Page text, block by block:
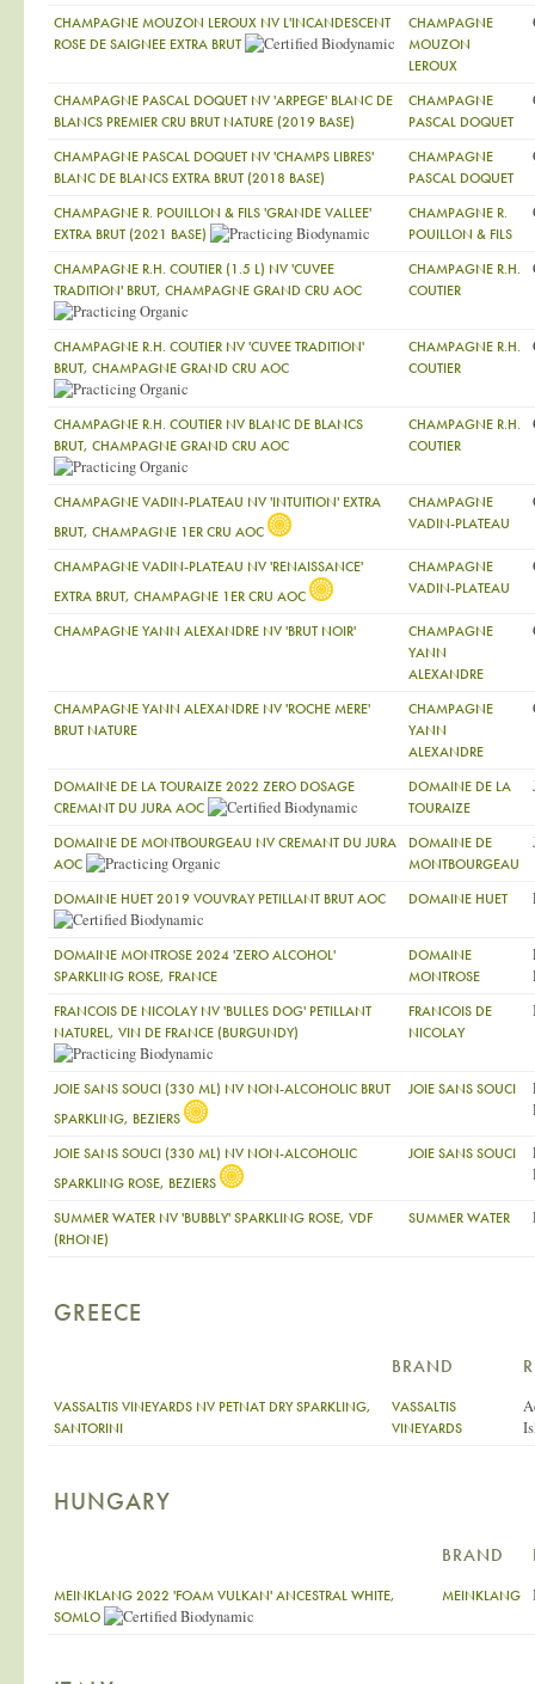
CHAMPAGNE MOUZON LEROUX NV L'INCANDESCENT
ROSE DE SAIGNEE EXTRA BRUT
CHAMPAGNE
MOUZON
LEROUX
CHAMPAGNE PASCAL DOQUET NV 'ARPEGE' BLANC DE
BLANCS PREMIER CRU BRUT NATURE (2019 BASE)
CHAMPAGNE
PASCAL DOQUET
CHAMPAGNE PASCAL DOQUET NV 'CHAMPS LIBRES'
BLANC DE BLANCS EXTRA BRUT (2018 BASE)
CHAMPAGNE
PASCAL DOQUET
CHAMPAGNE R. POUILLON & FILS 'GRANDE VALLEE'
EXTRA BRUT (2021 BASE)
CHAMPAGNE R.
POUILLON & FILS
CHAMPAGNE R.H. COUTIER (1.5 L) NV 'CUVEE
TRADITION' BRUT, CHAMPAGNE GRAND CRU AOC
CHAMPAGNE R.H.
COUTIER
CHAMPAGNE R.H. COUTIER NV 'CUVEE TRADITION'
BRUT, CHAMPAGNE GRAND CRU AOC
CHAMPAGNE R.H.
COUTIER
CHAMPAGNE R.H. COUTIER NV BLANC DE BLANCS
BRUT, CHAMPAGNE GRAND CRU AOC
CHAMPAGNE R.H.
COUTIER
CHAMPAGNE VADIN-PLATEAU NV 'INTUITION' EXTRA
BRUT, CHAMPAGNE 1ER CRU AOC
CHAMPAGNE
VADIN-PLATEAU
CHAMPAGNE VADIN-PLATEAU NV 'RENAISSANCE'
EXTRA BRUT, CHAMPAGNE 1ER CRU AOC
CHAMPAGNE
VADIN-PLATEAU
CHAMPAGNE YANN ALEXANDRE NV 'BRUT NOIR'
CHAMPAGNE
YANN
ALEXANDRE
CHAMPAGNE YANN ALEXANDRE NV 'ROCHE MERE'
BRUT NATURE
CHAMPAGNE
YANN
ALEXANDRE
DOMAINE DE LA TOURAIZE 2022 ZERO DOSAGE
CREMANT DU JURA AOC
DOMAINE DE LA
TOURAIZE
DOMAINE DE MONTBOURGEAU NV CREMANT DU JURA
AOC
DOMAINE DE
MONTBOURGEAU
DOMAINE HUET 2019 VOUVRAY PETILLANT BRUT AOC DOMAINE HUET
DOMAINE MONTROSE 2024 'ZERO ALCOHOL'
SPARKLING ROSE, FRANCE
DOMAINE
MONTROSE
FRANCOIS DE NICOLAY NV 'BULLES DOG' PETILLANT
NATUREL, VIN DE FRANCE (BURGUNDY)
FRANCOIS DE
NICOLAY
JOIE SANS SOUCI (330 ML) NV NON-ALCOHOLIC BRUT
SPARKLING, BEZIERS
JOIE SANS SOUCI
JOIE SANS SOUCI (330 ML) NV NON-ALCOHOLIC
SPARKLING ROSE, BEZIERS
JOIE SANS SOUCI
SUMMER WATER NV 'BUBBLY' SPARKLING ROSE, VDF
(RHONE)
SUMMER WATER
GREECE
BRAND
VASSALTIS VINEYARDS NV PETNAT DRY SPARKLING,
SANTORINI
VASSALTIS
VINEYARDS
HUNGARY
BRAND
MEINKLANG 2022 'FOAM VULKAN' ANCESTRAL WHITE,
SOMLO
MEINKLANG